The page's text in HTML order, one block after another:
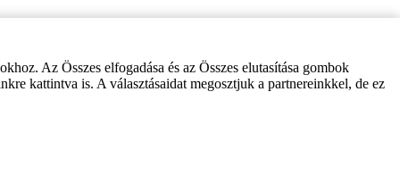
Az Összes elfogadása és az Összes elutasítása gombok
kattintva is. A választásaidat megosztjuk a partnereinkkel, de ez